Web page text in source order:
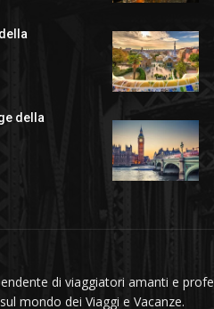
della
di viaggiatori amanti e
mondo dei Viaggi e Vacanze.